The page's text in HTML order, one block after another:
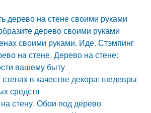
дерево на стене своими руками
дерево своими руками
своими руками. Иде. Стэмпинг
на стене. Дерево на стене:
вашему быту
в качестве декора: шедевры
средств
стену. Обои под дерево